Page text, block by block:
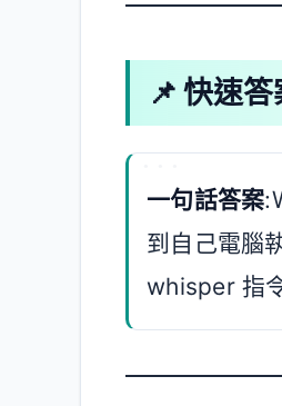
📌 快速答
一句話答案
到自己電腦
whisper 指